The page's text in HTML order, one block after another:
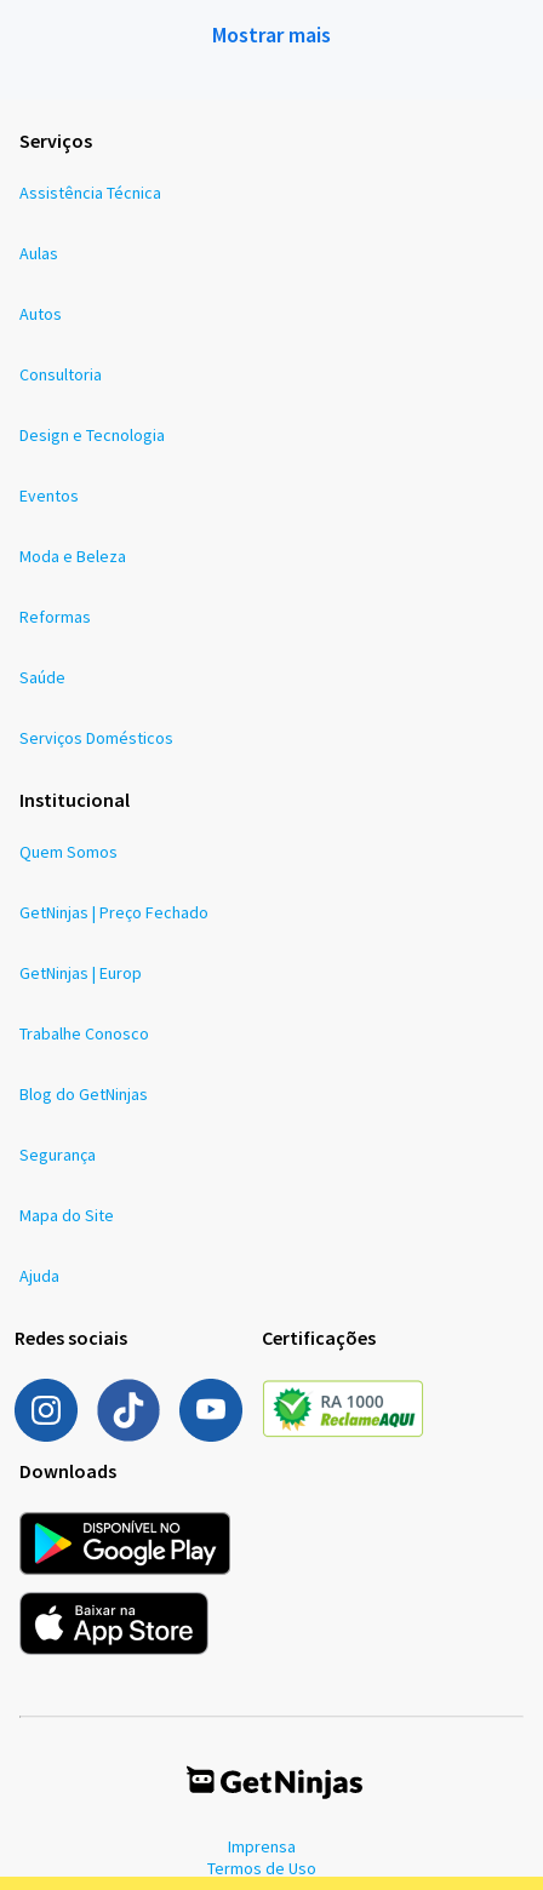
Mostrar mais
Serviços
Assistência Técnica
Aulas
Autos
Consultoria
Design e Tecnologia
Eventos
Moda e Beleza
Reformas
Saúde
Serviços Domésticos
Institucional
Quem Somos
GetNinjas | Preço Fechado
GetNinjas | Europ
Trabalhe Conosco
Blog do GetNinjas
Segurança
Mapa do Site
Ajuda
Redes sociais Certificações
Downloads
Imprensa
Termos de Uso